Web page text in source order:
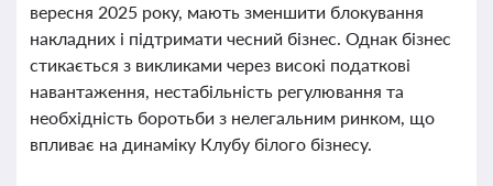
вересня 2025 року, мають зменшити блокування
накладних і підтримати чесний бізнес. Однак бізнес
стикається з викликами через високі податкові
навантаження, нестабільність регулювання та
необхідність боротьби з нелегальним ринком, що
впливає на динаміку Клубу білого бізнесу.